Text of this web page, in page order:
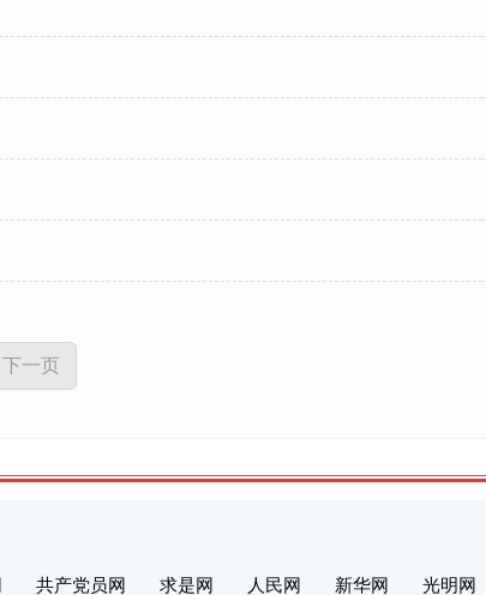
下一页
共产党员网 求是网 人民网 新华网 光明网